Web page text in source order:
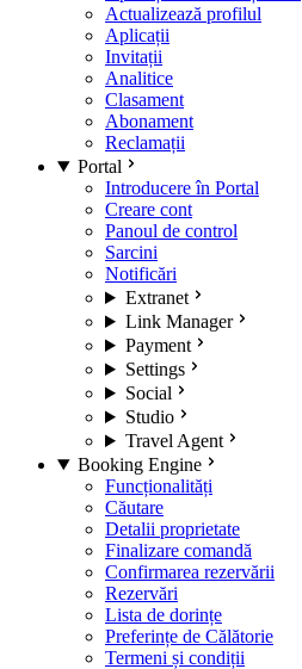
Actualizează profilul
Aplicații
Invitații
Analitice
Clasament
Abonament
Reclamații
Portal
Introducere în Portal
Creare cont
Panoul de control
Sarcini
Notificări
Extranet
Link Manager
Payment
Settings
Social
Studio
Travel Agent
Booking Engine
Funcționalități
Căutare
Detalii proprietate
Finalizare comandă
Confirmarea rezervării
Rezervări
Lista de dorințe
Preferințe de Călătorie
Termeni și condiții